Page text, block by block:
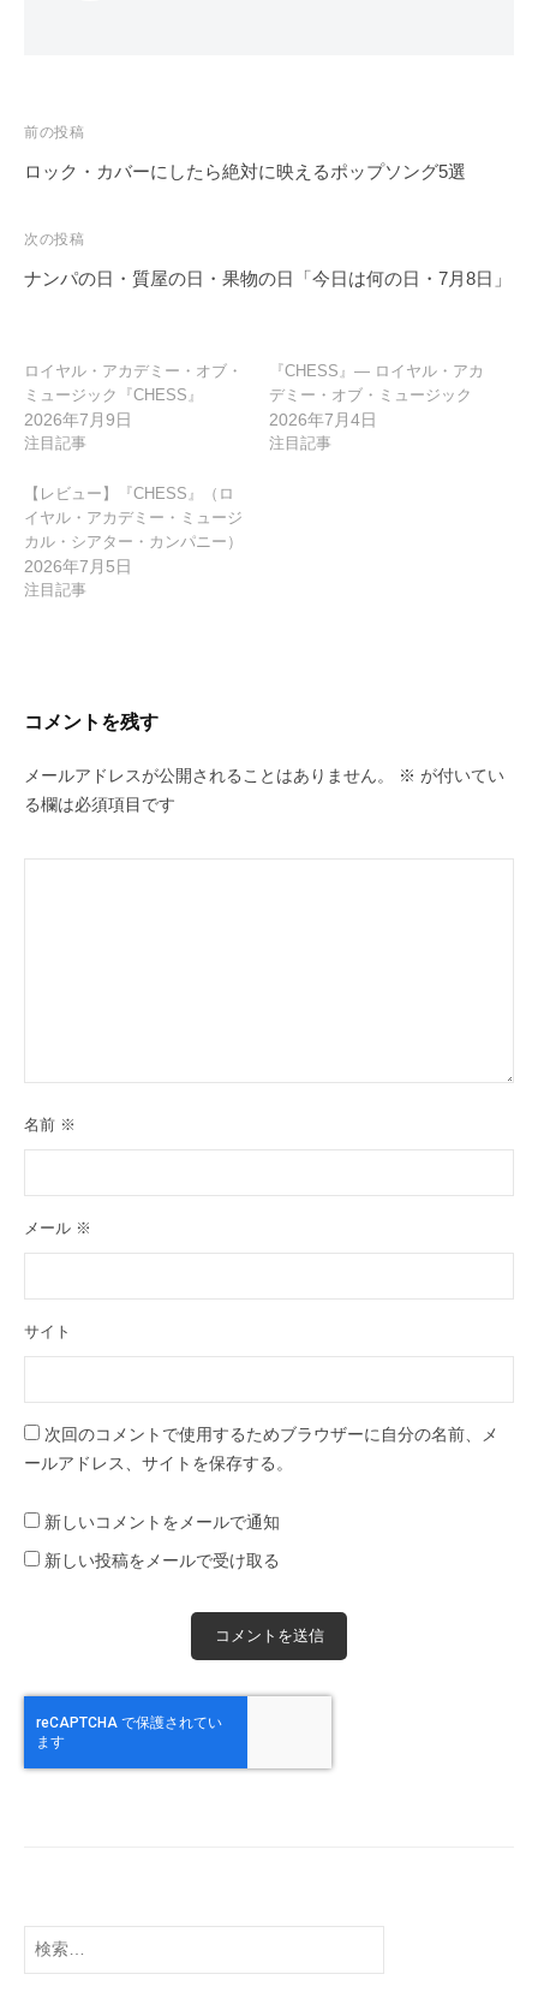
投
稿
ビ
ゲ
ョ
ン
前の投稿
ロック・カバーにしたら絶対に映えるポップソング5選
次の投稿
ナンパの日・質屋の日・果物の日「今日は何の日・7月8日」
ロイヤル・アカデミー・オブ・
ミュージック『CHESS』
2026年7月9日
注目記事
『CHESS』― ロイヤル・アカ
デミー・オブ・ミュージック
2026年7月4日
注目記事
【レビュー】『CHESS』（ロ
イヤル・アカデミー・ミュージ
カル・シアター・カンパニー）
2026年7月5日
注目記事
コメントを残す
メールアドレスが公開されることはありません。 ※ が付いてい
る欄は必須項目です
名前 ※
メール ※
サイト
次回のコメントで使用するためブラウザーに自分の名前、メ
ールアドレス、サイトを保存する。
新しいコメントをメールで通知
新しい投稿をメールで受け取る
検